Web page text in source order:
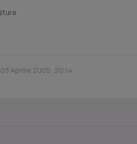
Aprilie 2009, 20:14